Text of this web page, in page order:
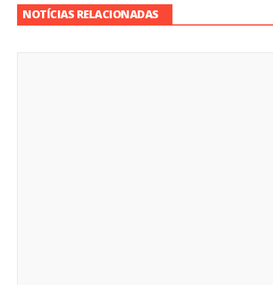
NOTÍCIAS RELACIONADAS